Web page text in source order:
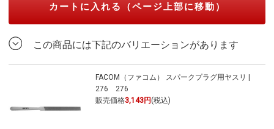
カートに入れる（ページ上部に移動）
この商品には下記のバリエーションがあります
FACOM（ファコム） スパークプラグ用ヤスリ |
276 276
販売価格3,143円 (税込)